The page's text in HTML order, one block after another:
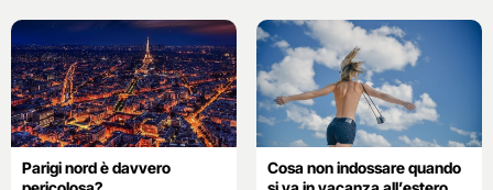
Parigi nord è davvero
Cosa non indossare quando